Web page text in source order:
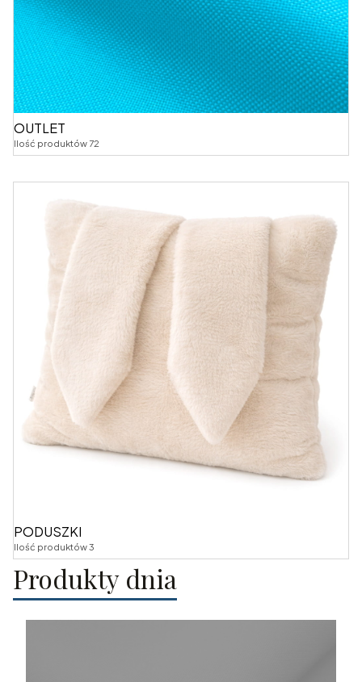
OUTLET
Ilość produktów 72
PODUSZKI
Ilość produktów 3
Produkty dnia